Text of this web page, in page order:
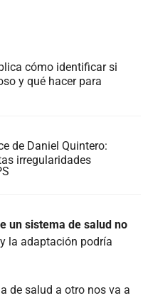
cómo identificar si
y qué hacer para
de Daniel Quintero:
irregularidades
un sistema de salud no
la adaptación podría
de salud a otro nos va a